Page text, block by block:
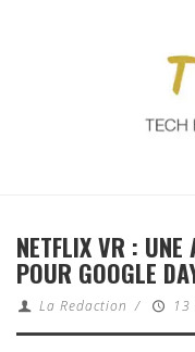
NETFLIX VR : UNE
POUR GOOGLE
La Redaction /